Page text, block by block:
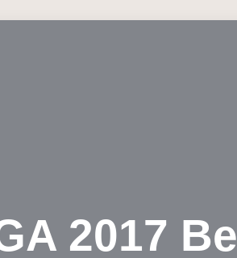
2017